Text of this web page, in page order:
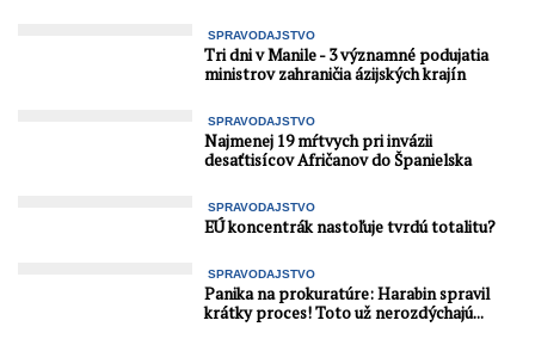
SPRAVODAJSTVO
Tri dni v Manile - 3 významné podujatia
ministrov zahraničia ázijských krajín
SPRAVODAJSTVO
Najmenej 19 mŕtvych pri invázii
desaťtisícov Afričanov do Španielska
SPRAVODAJSTVO
EÚ koncentrák nastoľuje tvrdú totalitu?
SPRAVODAJSTVO
Panika na prokuratúre: Harabin spravil
krátky proces! Toto už nerozdýchajú...